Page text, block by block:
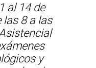
al 14 de
las 8 a las
y